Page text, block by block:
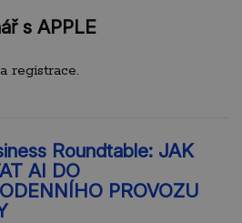
s APPLE
registrace.
Roundtable: JAK
AI DO
PROVOZU